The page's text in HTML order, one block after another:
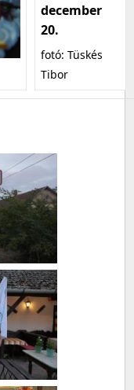
december
20.
fotó: Tüskés
Tibor